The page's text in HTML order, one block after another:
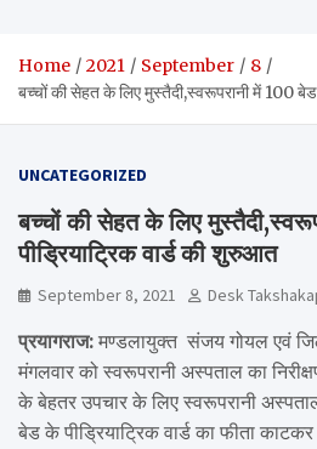
Home 2021 September
8
बच्चों की सेहत के लिए मुस्तैदी,स्वरूपरानी में 100
UNCATEGORIZED
बच्चों की सेहत के लिए
पीड्रियाट्रिक वार्ड की शुरुआत
September 8, 2021 Desk
प्रयागराज: मण्डलायुक्त संजय गोयल एवं
मंगलवार को स्वरूपरानी अस्पताल का
के बेहतर उपचार के लिए स्वरूपरानी
बेड के पीड्रियाट्रिक वार्ड का फीता